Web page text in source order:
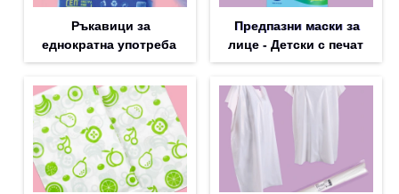
Ръкавици за
еднократна употреба
Предпазни маски за
лице - Детски с печат